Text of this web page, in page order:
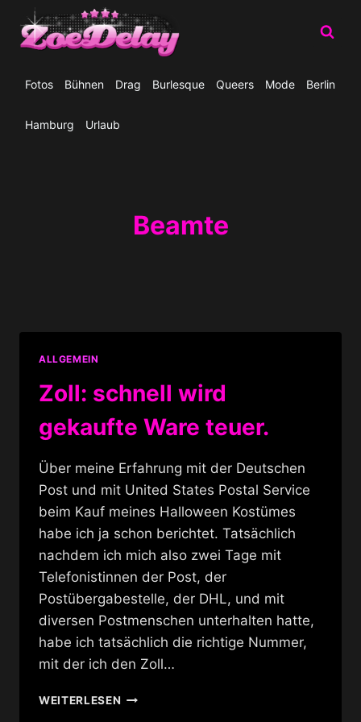
Inhalt
springen
Fotos Bühnen Drag Burlesque Queers Mode Berlin
Hamburg Urlaub
Beamte
ALLGEMEIN
Zoll: schnell wird
gekaufte Ware teuer.
Über meine Erfahrung mit der Deutschen
Post und mit United States Postal Service
beim Kauf meines Halloween Kostümes
habe ich ja schon berichtet. Tatsächlich
nachdem ich mich also zwei Tage mit
Telefonistinnen der Post, der
Postübergabestelle, der DHL, und mit
diversen Postmenschen unterhalten hatte,
habe ich tatsächlich die richtige Nummer,
mit der ich den Zoll…
WEITERLESENZOLL: